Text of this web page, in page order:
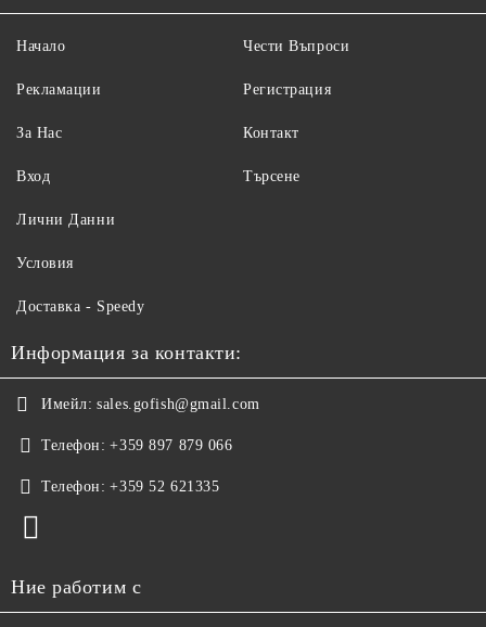
Начало
Рекламации
За Нас
Вход
Чести Въпроси
Регистрация
Контакт
Търсене
Лични Данни
Условия
Доставка - Speedy
Информация за контакти:
Имейл: sales.gofish@gmail.com
Телефон: +359 897 879 066
Телефон: +359 52 621335
Ние работим с